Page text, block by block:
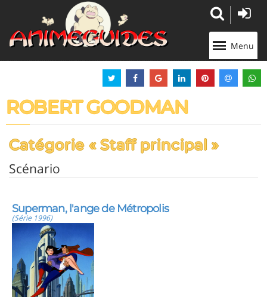
Menu
ROBERT GOODMAN
Catégorie « Staff principal »
Scénario
Superman, l'ange de Métropolis
(Série 1996)
Panneau de gestion des cookies